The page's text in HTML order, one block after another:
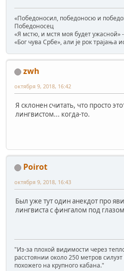
«Победоносил, победоносю и
Победоносец
«Я мстю, и мстя моя будет ужасной»
«Бог чува Србе», али је рок трајања
zwh
октября 9, 2018, 16:42
Я склонен считать, что просто
лингвистом... когда-то.
Poirot
октября 9, 2018, 16:43
Был уже тут один анекдот про
лингвиста с фингалом под
"Из-за плохой видимости через
расстоянии около 250 метров
похожего на крупного кабана."